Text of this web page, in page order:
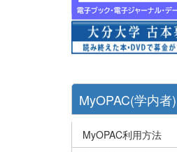
MyOPAC(学内者)
MyOPAC利用方法